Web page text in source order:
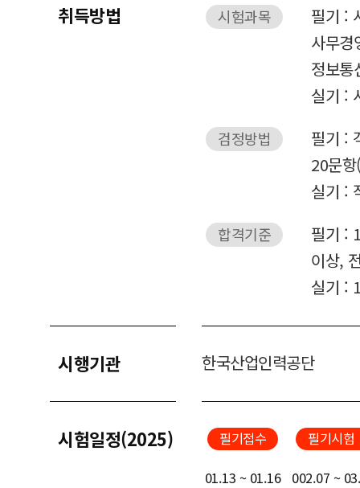
취득방법 시험과목
필기 :
사무경
정보통
실기 :
검정방법
필기 :
20문
실기 :
합격기준
필기 :
이상,
실기 :
시행기관 한국산업인력공단
시험일정(2025) 필기접수 필기시험
01.13 ~ 01.16
002.07 ~